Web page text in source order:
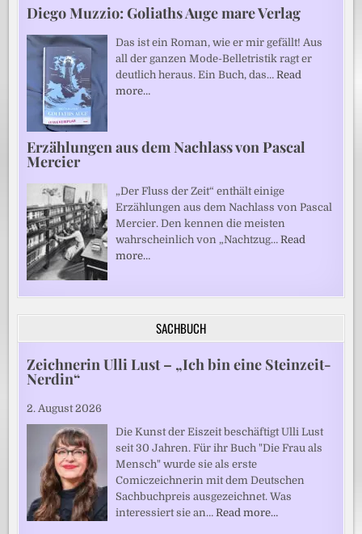
Diego Muzzio: Goliaths Auge mare Verlag
Das ist ein Roman, wie er mir gefällt! Aus
all der ganzen Mode-Belletristik ragt er
deutlich heraus. Ein Buch, das…Read
more…
Erzählungen aus dem Nachlass von Pascal
Mercier
„Der Fluss der Zeit“ enthält einige
Erzählungen aus dem Nachlass von Pascal
Mercier. Den kennen die meisten
wahrscheinlich von „Nachtzug…Read
more…
SACHBUCH
Zeichnerin Ulli Lust – „Ich bin eine Steinzeit-
Nerdin“
2. August 2026
Die Kunst der Eiszeit beschäftigt Ulli Lust
seit 30 Jahren. Für ihr Buch "Die Frau als
Mensch" wurde sie als erste
Comiczeichnerin mit dem Deutschen
Sachbuchpreis ausgezeichnet. Was
interessiert sie an…Read more…